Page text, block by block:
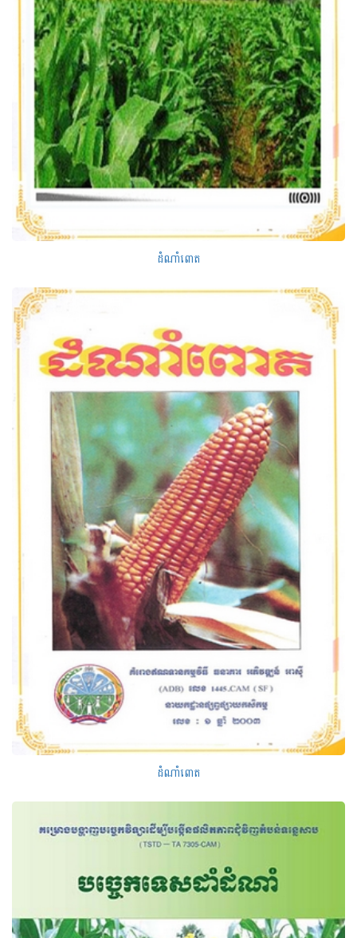
ដំណាំពោត
ដំណាំពោត